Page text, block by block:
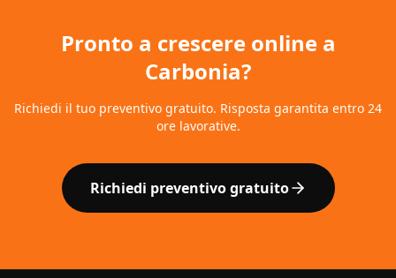
Pronto a crescere online a
Carbonia?
Richiedi il tuo preventivo gratuito. Risposta garantita entro 24
ore lavorative.
Richiedi preventivo gratuito